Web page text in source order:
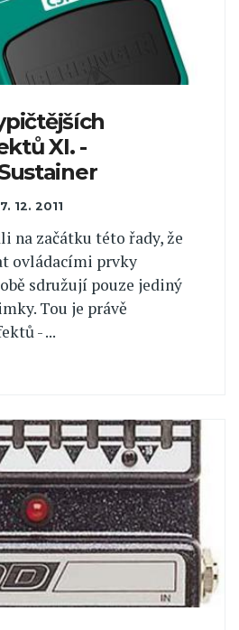
XI. -
7. 12. 2011
na začátku této řady, že
ovládacími prvky
sdružují pouze jediný
Tou je právě
- ...